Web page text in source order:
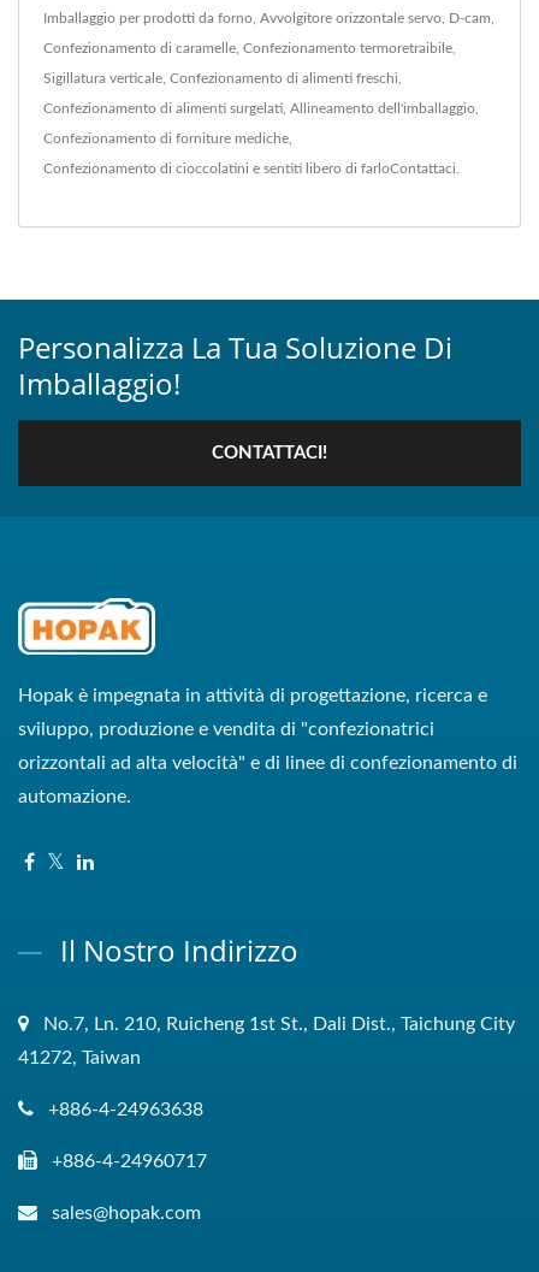
Imballaggio per prodotti da forno Avvolgitore orizzontale servo D-cam
Confezionamento di caramelle Confezionamento termoretraibile
Sigillatura verticale Confezionamento di alimenti freschi
Confezionamento di alimenti surgelati Allineamento dell'imballaggio
Confezionamento di forniture mediche
Confezionamento di cioccolatini e sentiti libero di farloContattaci
Personalizza La Tua Soluzione Di
Imballaggio!
CONTATTACI!
Hopak è impegnata in attività di progettazione, ricerca e
sviluppo, produzione e vendita di "confezionatrici
orizzontali ad alta velocità" e di linee di confezionamento di
automazione.
Il Nostro Indirizzo
No.7, Ln. 210, Ruicheng 1st St., Dali Dist., Taichung City
41272, Taiwan
+886-4-24963638
+886-4-24960717
sales@hopak.com